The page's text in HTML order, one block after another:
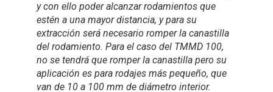
y con ello poder alcanzar rodamientos que
estén a una mayor distancia, y para su
extracción será necesario romper la canastilla
del rodamiento. Para el caso del TMMD 100,
no se tendrá que romper la canastilla pero su
aplicación es para rodajes más pequeño, que
van de 10 a 100 mm de diámetro interior.